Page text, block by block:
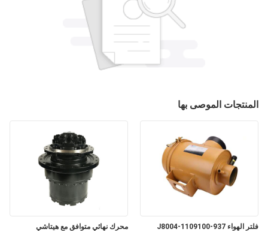
المنتجات الموصى بها
محرك نهائي متوافق مع هيتاشي
فلتر الهواء J8004-1109100-937